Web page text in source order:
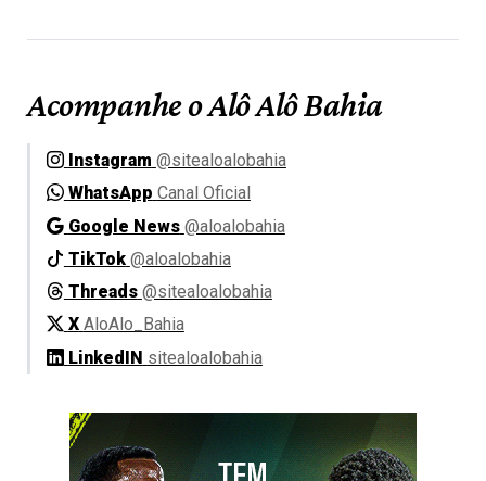
Acompanhe o Alô Alô Bahia
Instagram @sitealoalobahia
WhatsApp Canal Oficial
Google News @aloalobahia
TikTok @aloalobahia
Threads @sitealoalobahia
X AloAlo_Bahia
LinkedIN sitealoalobahia